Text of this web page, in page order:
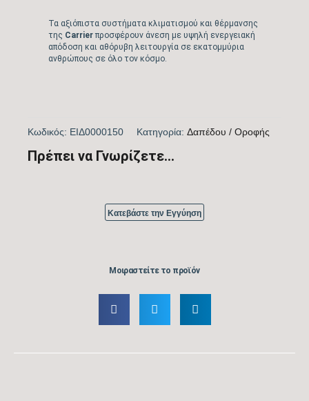
Τα αξιόπιστα συστήματα κλιματισμού και θέρμανσης
της Carrier προσφέρουν άνεση με υψηλή ενεργειακή
απόδοση και αθόρυβη λειτουργία σε εκατομμύρια
ανθρώπους σε όλο τον κόσμο.
Κωδικός: ΕΙΔ0000150 Kατηγορία: Δαπέδου / Οροφής
Πρέπει να Γνωρίζετε...
Μοιραστείτε το προϊόν
Κατεβάστε την Εγγύηση
Ενεργειακή κλάση ψύξης
A++
Υψος εσωτερικής μονάδας (mm)
235
Υψος εξωτερικής μονάδας (mm)
Πλάτος εξωτερικής μονάδας (mm)